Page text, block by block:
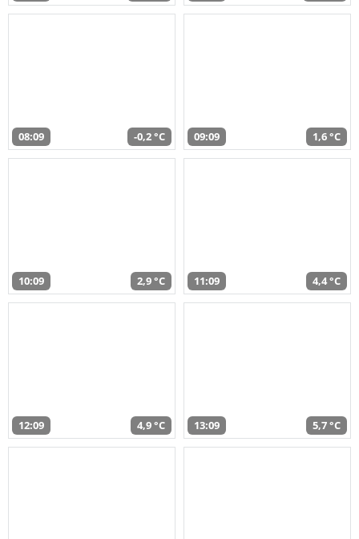
08:09 -0,2 °C 09:09 1,6 °C
10:09 2,9 °C 11:09 4,4 °C
12:09 4,9 °C 13:09 5,7 °C